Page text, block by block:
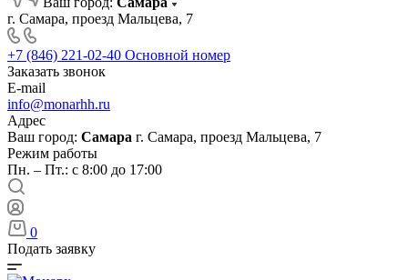
г. Самара, проезд Мальцева, 7
+7 (846) 221-02-40 Основной номер
Заказать звонок
E-mail
info@monarhh.ru
Адрес
Ваш город: Самара г. Самара, проезд Мальцева, 7
Режим работы
Пн. – Пт.: с 8:00 до 17:00
0
Подать заявку